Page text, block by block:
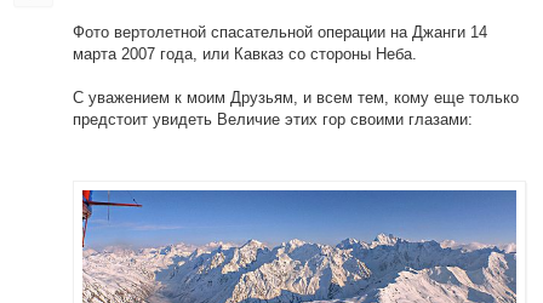
Фото вертолетной спасательной операции на Джанги 14
марта 2007 года, или Кавказ со стороны Неба.
С уважением к моим Друзьям, и всем тем, кому еще только
предстоит увидеть Величие этих гор своими глазами: